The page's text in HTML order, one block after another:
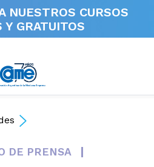
NUESTROS CURSOS
Y GRATUITOS
DE PRENSA